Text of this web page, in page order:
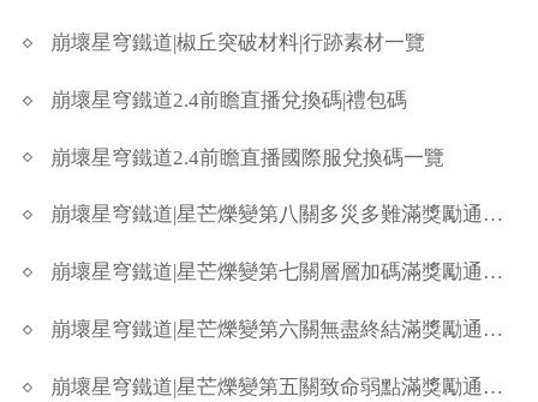
崩壞星穹鐵道|椒丘突破材料|行跡素材一覽
崩壞星穹鐵道2.4前瞻直播兌換碼|禮包碼
崩壞星穹鐵道2.4前瞻直播國際服兌換碼一覽
崩壞星穹鐵道|星芒爍變第八關多災多難滿獎勵通關攻略
崩壞星穹鐵道|星芒爍變第七關層層加碼滿獎勵通關攻略
崩壞星穹鐵道|星芒爍變第六關無盡終結滿獎勵通關攻略
崩壞星穹鐵道|星芒爍變第五關致命弱點滿獎勵通關攻略